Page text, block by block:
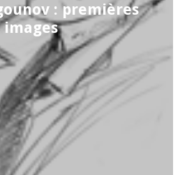
: premières
images